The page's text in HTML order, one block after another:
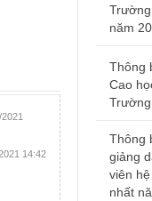
14:42
năm
Thông
Cao
Thông
giảng
viên
nhất